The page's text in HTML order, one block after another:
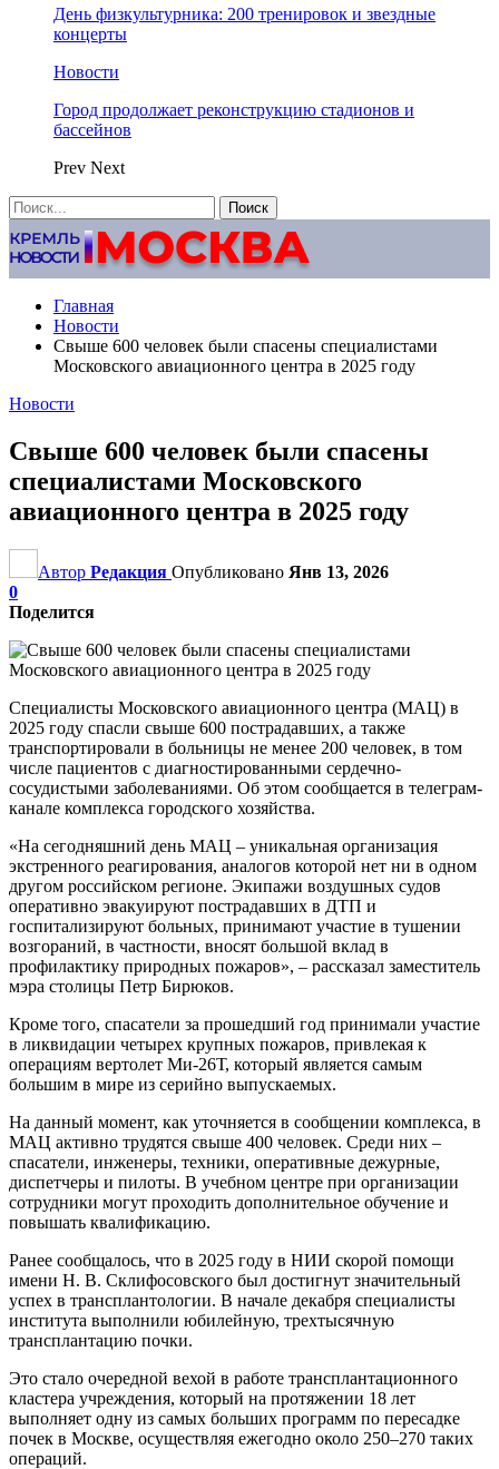
День физкультурника: 200 тренировок и звездные
концерты
Новости
Город продолжает реконструкцию стадионов и
бассейнов
Prev Next
Главная
Новости
Свыше 600 человек были спасены специалистами
Московского авиационного центра в 2025 году
Новости
Свыше 600 человек были спасены
специалистами Московского
авиационного центра в 2025 году
Автор Редакция Опубликовано Янв 13, 2026
0
Поделится
Специалисты Московского авиационного центра (МАЦ) в
2025 году спасли свыше 600 пострадавших, а также
транспортировали в больницы не менее 200 человек, в том
числе пациентов с диагностированными сердечно-
сосудистыми заболеваниями. Об этом сообщается в телеграм-
канале комплекса городского хозяйства.
«На сегодняшний день МАЦ – уникальная организация
экстренного реагирования, аналогов которой нет ни в одном
другом российском регионе. Экипажи воздушных судов
оперативно эвакуируют пострадавших в ДТП и
госпитализируют больных, принимают участие в тушении
возгораний, в частности, вносят большой вклад в
профилактику природных пожаров», – рассказал заместитель
мэра столицы Петр Бирюков.
Кроме того, спасатели за прошедший год принимали участие
в ликвидации четырех крупных пожаров, привлекая к
операциям вертолет Ми-26Т, который является самым
большим в мире из серийно выпускаемых.
На данный момент, как уточняется в сообщении комплекса, в
МАЦ активно трудятся свыше 400 человек. Среди них –
спасатели, инженеры, техники, оперативные дежурные,
диспетчеры и пилоты. В учебном центре при организации
сотрудники могут проходить дополнительное обучение и
повышать квалификацию.
Ранее сообщалось, что в 2025 году в НИИ скорой помощи
имени Н. В. Склифосовского был достигнут значительный
успех в трансплантологии. В начале декабря специалисты
института выполнили юбилейную, трехтысячную
трансплантацию почки.
Это стало очередной вехой в работе трансплантационного
кластера учреждения, который на протяжении 18 лет
выполняет одну из самых больших программ по пересадке
почек в Москве, осуществляя ежегодно около 250–270 таких
операций.